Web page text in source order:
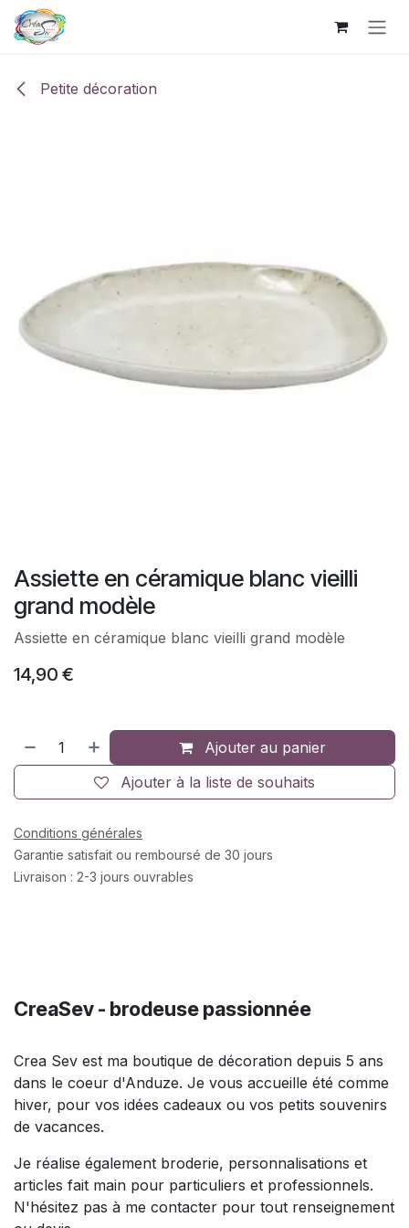
Se rendre au contenu
Petite décoration
Assiette en céramique blanc vieilli
grand modèle
Assiette en céramique blanc vieilli grand modèle
14,90 €
Ajouter au panier
Ajouter à la liste de souhaits
Conditions générales
Garantie satisfait ou remboursé de 30 jours
Livraison : 2-3 jours ouvrables
CreaSev - brodeuse passionnée
Crea Sev est ma boutique de décoration depuis 5 ans
dans le coeur d'Anduze. Je vous accueille été comme
hiver, pour vos idées cadeaux ou vos petits souvenirs
de vacances.
Je réalise également broderie, personnalisations et
articles fait main pour particuliers et professionnels.
N'hésitez pas à me contacter pour tout renseignement